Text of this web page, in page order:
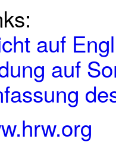
auf
auf